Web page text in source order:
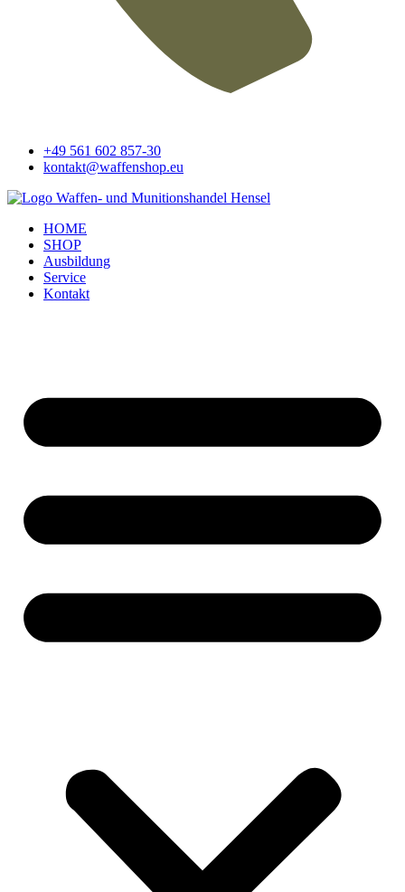
+49 561 602 857-30
kontakt@waffenshop.eu
HOME
SHOP
Ausbildung
Service
Kontakt